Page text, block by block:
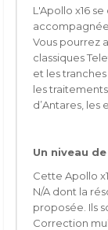
L'Apollo x16
Vous pourrez
classiques
et les
les
d’Antares, les
Un niveau
Cette Apollo
N/A dont la
proposée. Ils
Correction